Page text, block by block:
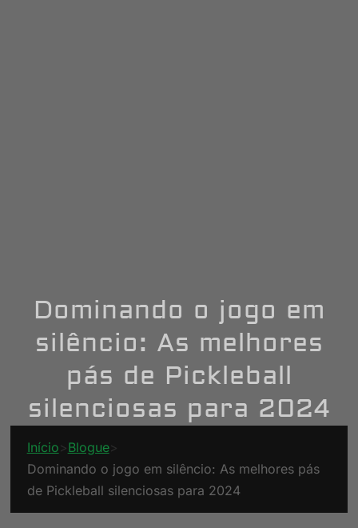
Dominando o jogo em
silêncio: As melhores
pás de Pickleball
silenciosas para 2024
Início>Blogue>
Dominando o jogo em silêncio: As melhores pás
de Pickleball silenciosas para 2024